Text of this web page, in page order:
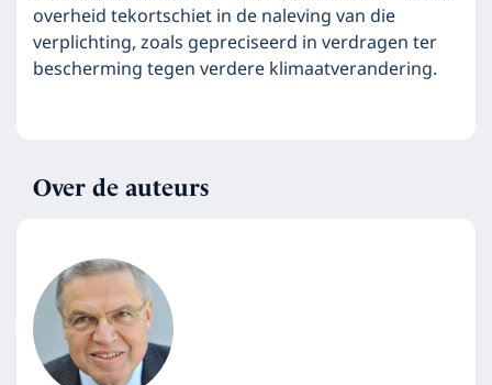
overheid tekortschiet in de naleving van die
verplichting, zoals gepreciseerd in verdragen ter
bescherming tegen verdere klimaatverandering.
Over de auteurs